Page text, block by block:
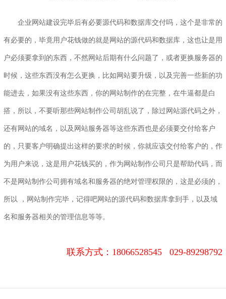
企业网站建设完毕后有必要源代码和数据库交付吗，这个是非常的
有必要的，毕竟用户花钱做的就是网站的源代码和数据库，这也让是用
户必须要拿到的东西，不然网站后期有什么问题了，或者更换服务器的
时候，这些东西没有怎么更换，比如网站要升级，以及完善一些新的功
能进去，如果没有这些东西，你的网站制作的在完整，在牛逼都是白
搭，所以，不要听那些网站制作公司胡乱说了，除过网站源代码之外，
还有网站的域名，以及网站服务器等这些东西也是必须要交付给客户
的，只要客户明确提出这样的要求的时候，你就应该交付给客户的，作
为用户来说，这是用户花钱买的，作为网站制作公司只是帮助代码，而
不是网站制作公司拥有域名和服务器的绝对管理权限的，这是必须的，
所以 ，网站制作完毕，记得吧网站的源代码和数据库拿到手，以及域
名和服务器相关的管理信息等等。
联系方式： 18066528545 029-89298792